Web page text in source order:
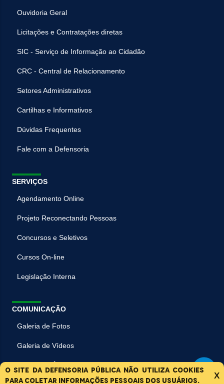
O site da Defensoria Pública não utiliza cookies
para coletar informações pessoais dos usuários.
X
Ouvidoria Geral
Licitações e Contratações diretas
SIC - Serviço de Informação ao Cidadão
CRC - Central de Relacionamento
Setores Administrativos
Cartilhas e Informativos
Dúvidas Frequentes
Fale com a Defensoria
SERVIÇOS
Agendamento Online
Projeto Reconectando Pessoas
Concursos e Seletivos
Cursos On-line
Legislação Interna
COMUNICAÇÃO
Galeria de Fotos
Galeria de Vídeos